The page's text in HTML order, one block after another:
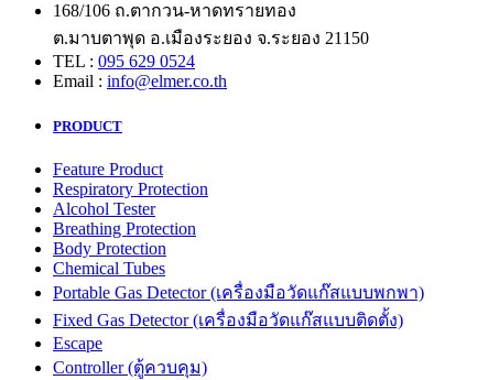
168/106 ถ.ตากวน-หาดทรายทอง
ต.มาบตาพุด อ.เมืองระยอง จ.ระยอง 21150
TEL : 095 629 0524
Email : info@elmer.co.th
PRODUCT
Feature Product
Respiratory Protection
Alcohol Tester
Breathing Protection
Body Protection
Chemical Tubes
Portable Gas Detector (เครื่องมือวัดแก๊สแบบพกพา)
Fixed Gas Detector (เครื่องมือวัดแก๊สแบบติดตั้ง)
Escape
Controller (ตู้ควบคุม)